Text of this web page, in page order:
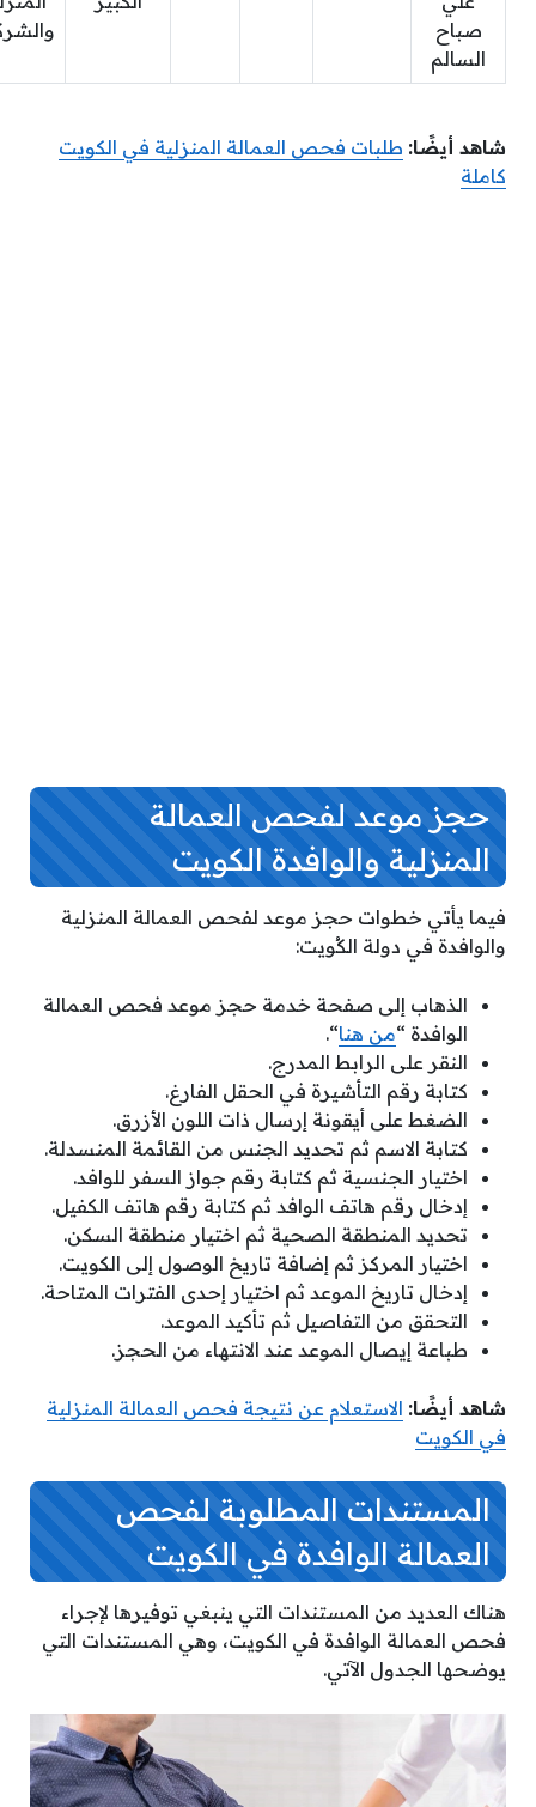
صباح
السالم
شاهد أيضًا: طلبات فحص العمالة المنزلية في الكويت
كاملة
حجز موعد لفحص العمالة
المنزلية والوافدة الكويت
فيما يأتي خطوات حجز موعد لفحص العمالة المنزلية
والوافدة في دولة الكُويت:
الذهاب إلى صفحة خدمة حجز موعد فحص العمالة
الوافدة “من هنا“.
النقر على الرابط المدرج.
كتابة رقم التأشيرة في الحقل الفارغ.
الضغط على أيقونة إرسال ذات اللون الأزرق.
كتابة الاسم ثم تحديد الجنس من القائمة المنسدلة.
اختيار الجنسية ثم كتابة رقم جواز السفر للوافد.
إدخال رقم هاتف الوافد ثم كتابة رقم هاتف الكفيل.
تحديد المنطقة الصحية ثم اختيار منطقة السكن.
اختيار المركز ثم إضافة تاريخ الوصول إلى الكويت.
إدخال تاريخ الموعد ثم اختيار إحدى الفترات المتاحة.
التحقق من التفاصيل ثم تأكيد الموعد.
طباعة إيصال الموعد عند الانتهاء من الحجز.
شاهد أيضًا: الاستعلام عن نتيجة فحص العمالة المنزلية
في الكويت
المستندات المطلوبة لفحص
العمالة الوافدة في الكويت
هناك العديد من المستندات التي ينبغي توفيرها لإجراء
فحص العمالة الوافدة في الكويت، وهي المستندات التي
يوضحها الجدول الآتي.